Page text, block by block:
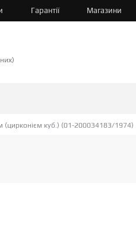
Гарантії Магазини
(цирконієм куб.) (01-200034183/1974)